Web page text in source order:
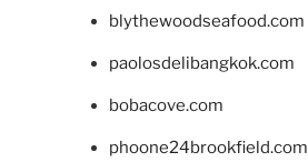
blythewoodseafood.com
paolosdelibangkok.com
bobacove.com
phoone24brookfield.com